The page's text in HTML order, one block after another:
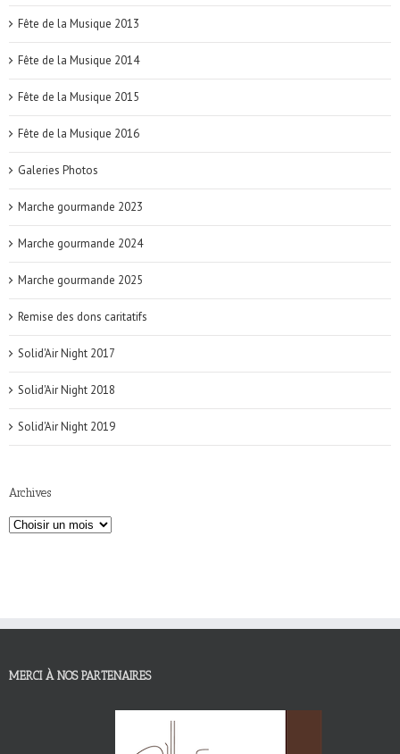
Fête de la Musique 2013
Fête de la Musique 2014
Fête de la Musique 2015
Fête de la Musique 2016
Galeries Photos
Marche gourmande 2023
Marche gourmande 2024
Marche gourmande 2025
Remise des dons caritatifs
Solid'Air Night 2017
Solid'Air Night 2018
Solid'Air Night 2019
Archives
MERCI À NOS PARTENAIRES